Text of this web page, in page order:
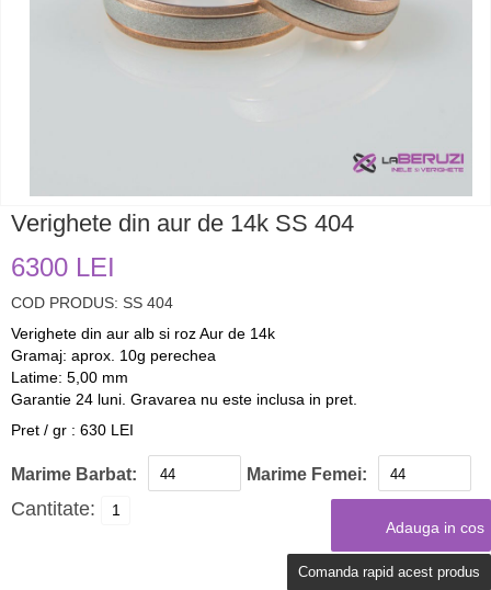
Verighete din aur de 14k SS 404
6300 LEI
COD PRODUS: SS 404
Verighete din aur alb si roz Aur de 14k
Gramaj: aprox. 10g perechea
Latime: 5,00 mm
Garantie 24 luni. Gravarea nu este inclusa in pret.
Pret / gr : 630 LEI
Marime Barbat: Marime Femei:
Cantitate:
Comanda rapid acest produs